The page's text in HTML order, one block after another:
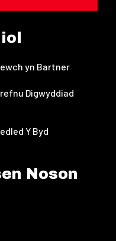
yn Bartner
Digwyddiad
Y Byd
Noson